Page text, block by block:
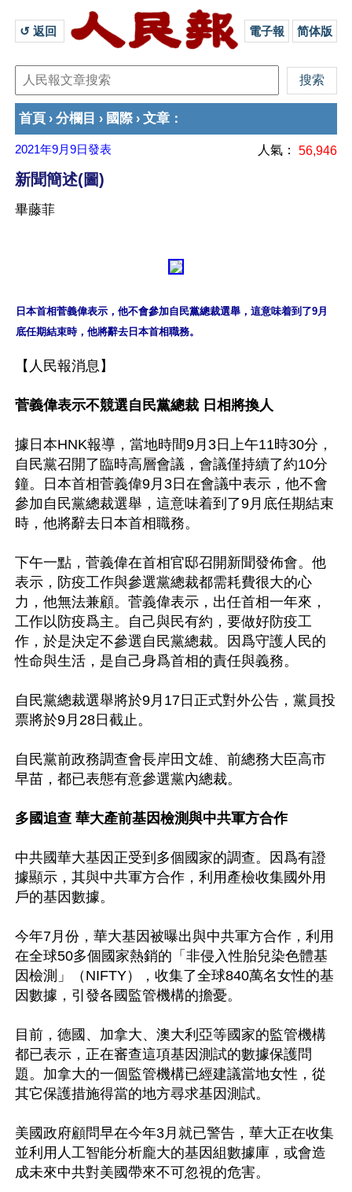
↺ 返回 電子報 简体版
首頁 › 分欄目 › 國際› 文章 ：
2021年9月9日發表 人氣： 56,946
新聞簡述(圖)
畢藤菲
日本首相菅義偉表示，他不會參加自民黨總裁選舉，這意味着到了9月
【人民報消息】
菅義偉表示不競選自民黨總裁 日相將換人
據日本HNK報導，當地時間9月3日上午11時30分，
自民黨召開了臨時高層會議，會議僅持續了約10分
鐘。日本首相菅義偉9月3日在會議中表示，他不會
參加自民黨總裁選舉，這意味着到了9月底任期結束
時，他將辭去日本首相職務。
下午一點，菅義偉在首相官邸召開新聞發佈會。他
表示，防疫工作與參選黨總裁都需耗費很大的心
力，他無法兼顧。菅義偉表示，出任首相一年來，
工作以防疫爲主。自己與民有約，要做好防疫工
作，於是決定不參選自民黨總裁。因爲守護人民的
性命與生活，是自己身爲首相的責任與義務。
自民黨總裁選舉將於9月17日正式對外公告，黨員投
票將於9月28日截止。
自民黨前政務調查會長岸田文雄、前總務大臣高市
早苗，都已表態有意參選黨內總裁。
多國追查 華大產前基因檢測與中共軍方合作
中共國華大基因正受到多個國家的調查。因爲有證
據顯示，其與中共軍方合作，利用產檢收集國外用
戶的基因數據。
今年7月份，華大基因被曝出與中共軍方合作，利用
在全球50多個國家熱銷的「非侵入性胎兒染色體基
因檢測」（NIFTY），收集了全球840萬名女性的基
因數據，引發各國監管機構的擔憂。
目前，德國、加拿大、澳大利亞等國家的監管機構
都已表示，正在審查這項基因測試的數據保護問
題。加拿大的一個監管機構已經建議當地女性，從
其它保護措施得當的地方尋求基因測試。
美國政府顧問早在今年3月就已警告，華大正在收集
並利用人工智能分析龐大的基因組數據庫，或會造
成未來中共對美國帶來不可忽視的危害。